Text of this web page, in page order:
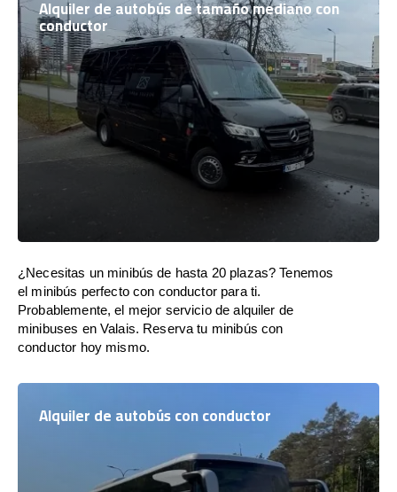
Alquiler de autobús de tamaño mediano con
conductor
¿Necesitas un minibús de hasta 20 plazas? Tenemos
el minibús perfecto con conductor para ti.
Probablemente, el mejor servicio de alquiler de
minibuses en Valais. Reserva tu minibús con
conductor hoy mismo.
Alquiler de autobús con conductor